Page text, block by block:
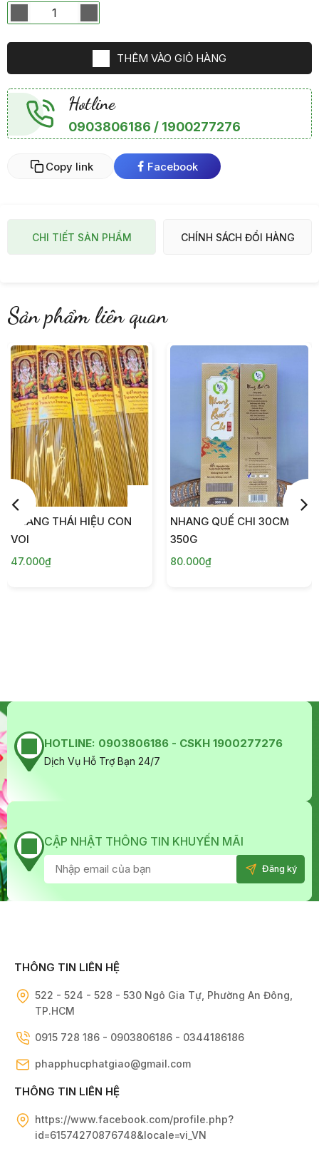
THÊM VÀO GIỎ HÀNG
Hotline
0903806186 / 1900277276
Copy link Facebook
CHI TIẾT SẢN PHẨM CHÍNH SÁCH ĐỔI HÀNG
Sản phẩm liên quan
NHANG THÁI HIỆU CON
VOI
47.000₫
NHANG QUẾ CHI 30CM
350G
80.000₫
HOTLINE: 0903806186 - CSKH 1900277276
Dịch Vụ Hỗ Trợ Bạn 24/7
CẬP NHẬT THÔNG TIN KHUYẾN MÃI
THÔNG TIN LIÊN HỆ
522 - 524 - 528 - 530 Ngô Gia Tự, Phường An Đông,
TP.HCM
0915 728 186 - 0903806186 - 0344186186
phapphucphatgiao@gmail.com
THÔNG TIN LIÊN HỆ
https://www.facebook.com/profile.php?
id=61574270876748&locale=vi_VN